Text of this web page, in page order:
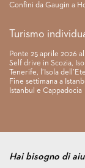
Confini da Gaugin a
Turismo
Ponte 25 aprile 2026
Self drive in Scozia,
Tenerife, l’Isola
Fine settimana a
Istanbul e Cappadocia
Hai bisogno di